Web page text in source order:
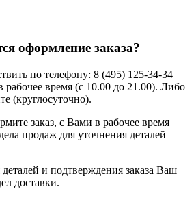
оформление заказа?
по телефону: 8 (495) 125-34-34
рабочее время (с 10.00 до 21.00). Либо
(круглосуточно).
заказ, с Вами в рабочее время
продаж для уточнения деталей
и подтверждения заказа Ваш
доставки.